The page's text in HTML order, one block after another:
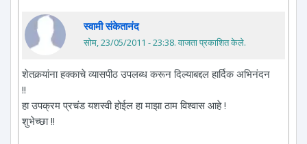
स्वामी संकेतानंद
सोम, 23/05/2011 - 23:38. वाजता प्रकाशित केले.
शेतकर्‍यांना हक्काचे व्यासपीठ उपलब्ध करून दिल्याबद्दल हार्दिक अभिनंदन
!!
हा उपक्रम प्रचंड यशस्वी होईल हा माझा ठाम विश्वास आहे !
शुभेच्छा !!